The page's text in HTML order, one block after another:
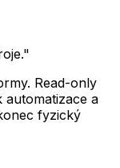
"
Read-only
automatizace a
fyzický